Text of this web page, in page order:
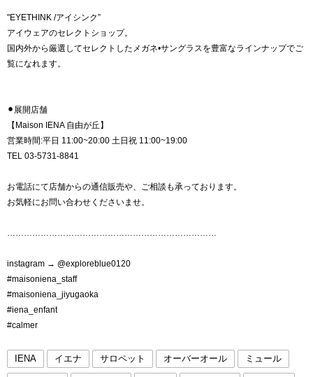
"EYETHINK /アイシンク”
アイウェアのセレクトショップ。
国内外から厳選してセレクトしたメガネ•サングラスを豊富なラインナップでご
覧になれます。
⚫︎展開店舗
【Maison IENA 自由が丘】
営業時間:平日 11:00~20:00 土日祝 11:00~19:00
TEL 03-5731-8841
お電話にて店舗からの通信販売や、ご相談も承っております。
お気軽にお問い合わせくださいませ。
…………………………………………………………………
instagram → @exploreblue0120
#maisoniena_staff
#maisoniena_jiyugaoka
#iena_enfant
#calmer
IENA イエナ サロペット オーバーオール ミュール